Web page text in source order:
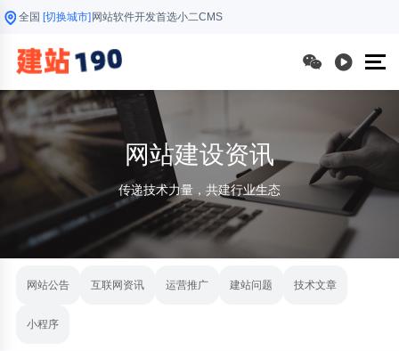
全国 [切换城市] 网站软件开发首选小二CMS
网站建设资讯
传递技术力量，共建行业生态
网站公告 互联网资讯 运营推广 建站问题 技术文章
小程序